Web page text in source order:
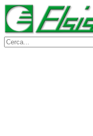
Skip to content
Cerca: